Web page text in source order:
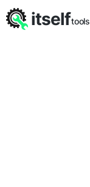
itselftools